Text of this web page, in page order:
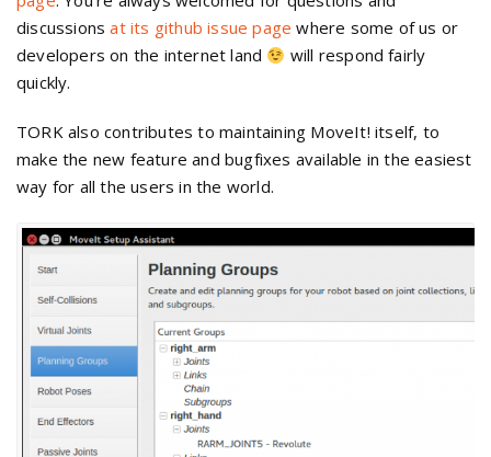
discussionsat its github issue page where some of us or
developers on the internet land
will respond fairly
quickly.
TORK also contributes to maintaining MoveIt! itself, to
make the new feature and bugfixes available in the easiest
way for all the users in the world.